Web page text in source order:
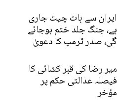
ایران سے بات چیت جاری
ہے، جنگ جلد ختم ہوجائے
گی، صدر ٹرمپ کا دعویٰ
میر رضا کی قبر کشائی کا
فیصلہ عدالتی حکم پر
مؤخر